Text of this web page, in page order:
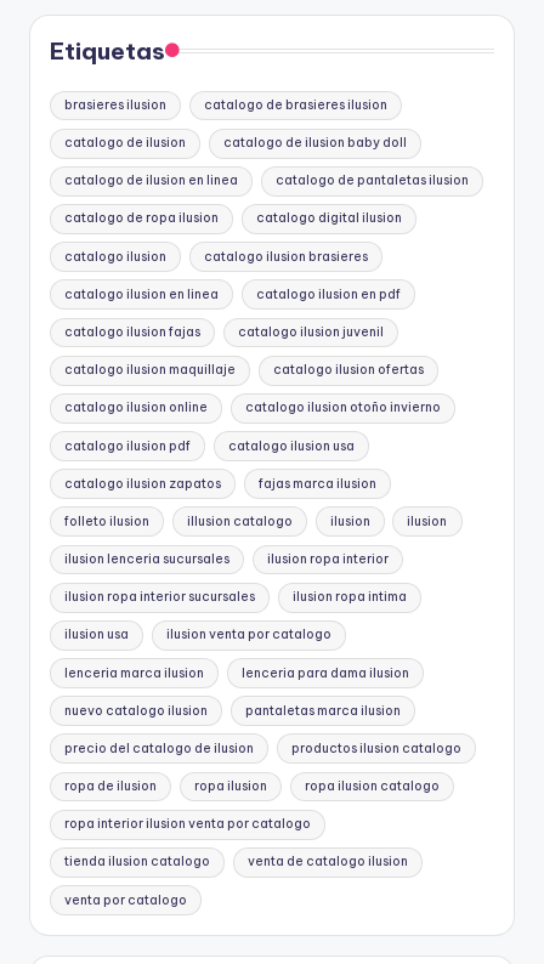
Etiquetas
brasieres ilusion catalogo de brasieres ilusion
catalogo de ilusion catalogo de ilusion baby doll
catalogo de ilusion en linea catalogo de pantaletas ilusion
catalogo de ropa ilusion catalogo digital ilusion
catalogo ilusion catalogo ilusion brasieres
catalogo ilusion en linea catalogo ilusion en pdf
catalogo ilusion fajas catalogo ilusion juvenil
catalogo ilusion maquillaje catalogo ilusion ofertas
catalogo ilusion online catalogo ilusion otoño invierno
catalogo ilusion pdf catalogo ilusion usa
catalogo ilusion zapatos fajas marca ilusion
folleto ilusion illusion catalogo ilusion ilusion
ilusion lenceria sucursales ilusion ropa interior
ilusion ropa interior sucursales ilusion ropa intima
ilusion usa ilusion venta por catalogo
lenceria marca ilusion lenceria para dama ilusion
nuevo catalogo ilusion pantaletas marca ilusion
precio del catalogo de ilusion productos ilusion catalogo
ropa de ilusion ropa ilusion ropa ilusion catalogo
ropa interior ilusion venta por catalogo
tienda ilusion catalogo venta de catalogo ilusion
venta por catalogo